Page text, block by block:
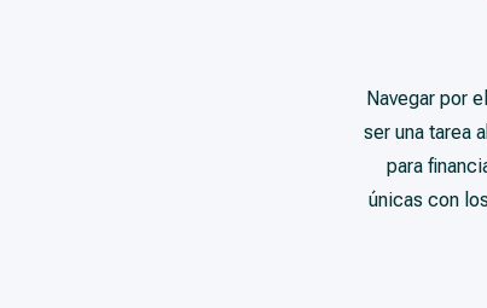
Navegar por
ser una tarea
para
únicas con